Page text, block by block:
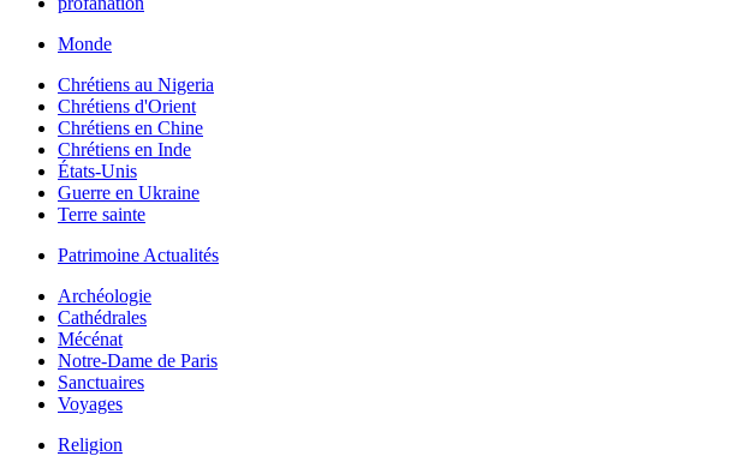
Monde
Chrétiens au Nigeria
Chrétiens d'Orient
Chrétiens en Chine
Chrétiens en Inde
États-Unis
Guerre en Ukraine
Terre sainte
Patrimoine Actualités
Archéologie
Cathédrales
Mécénat
Notre-Dame de Paris
Sanctuaires
Voyages
Religion